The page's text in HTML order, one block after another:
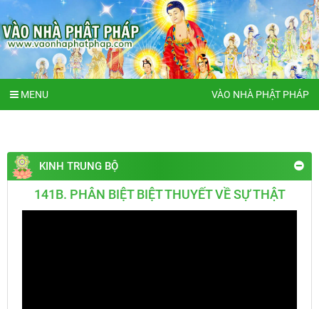
MENU VÀO NHÀ PHẬT PHÁP
KINH TRUNG BỘ
141B. PHÂN BIỆT BIỆT THUYẾT VỀ SỰ THẬT